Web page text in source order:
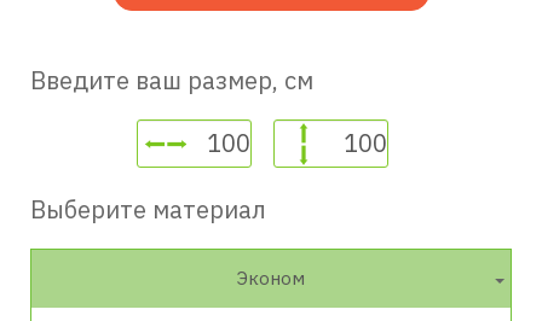
Введите ваш размер, см
Выберите материал
Эконом